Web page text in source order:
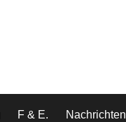
F & E. Nachrichten